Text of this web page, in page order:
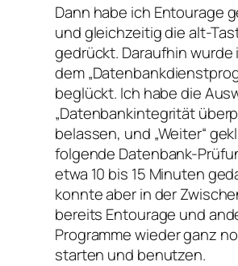
Dann habe ich Entourage
und gleichzeitig die alt-
gedrückt. Daraufhin wurde
dem
beglückt. Ich habe die
„Datenbankintegrität
belassen, und „Weiter“
folgende Datenbank-
etwa 10 bis 15 Minuten
konnte aber in der
bereits Entourage und
Programme wieder ganz
starten und benutzen.